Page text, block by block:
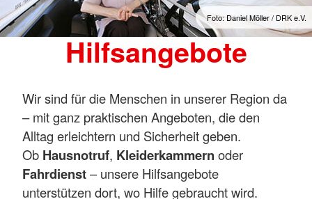
Foto: Daniel Möller / DRK e.V.
Hilfsangebote
Wir sind für die Menschen in unserer Region da
– mit ganz praktischen Angeboten, die den
Alltag erleichtern und Sicherheit geben.
Ob Hausnotruf, Kleiderkammern oder
Fahrdienst– unsere Hilfsangebote
unterstützen dort, wo Hilfe gebraucht wird.